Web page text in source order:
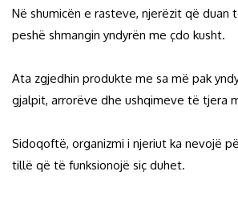
Në shumicën e rasteve, njerëzit që duan
peshë shmangin yndyrën me çdo kusht.
Ata zgjedhin produkte me sa më pak
gjalpit, arrorëve dhe ushqimeve të tjera
Sidoqoftë, organizmi i njeriut ka nevojë
tillë që të funksionojë siç duhet.